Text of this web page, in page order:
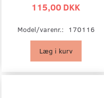
115,00 DKK
Model/varenr.: 170116
Læg i kurv